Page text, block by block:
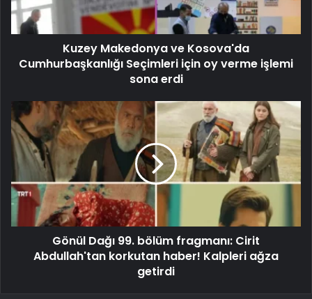
Kuzey Makedonya ve Kosova'da
Cumhurbaşkanlığı Seçimleri için oy verme işlemi
sona erdi
Gönül Dağı 99. bölüm fragmanı: Cirit
Abdullah'tan korkutan haber! Kalpleri ağza
getirdi